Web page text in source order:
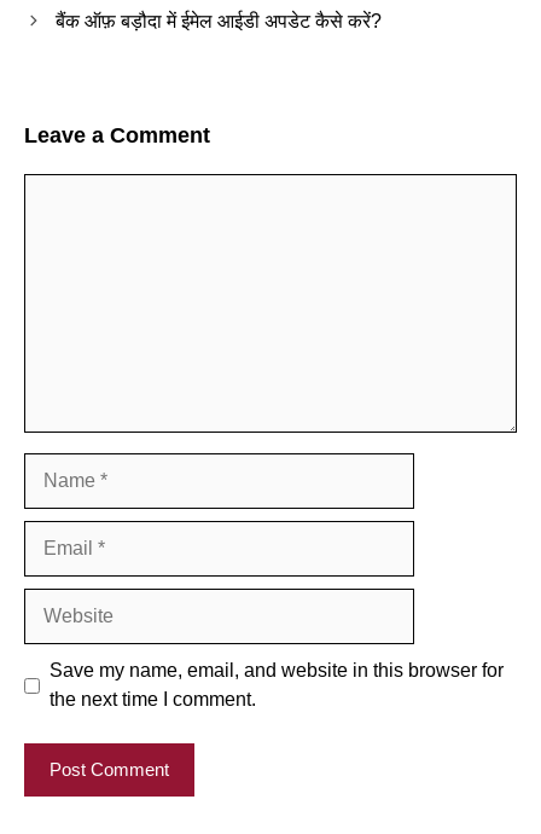
बैंक ऑफ़ बड़ौदा में ईमेल आईडी अपडेट कैसे करें?
Leave a Comment
Save my name, email, and website in this browser for
the next time I comment.